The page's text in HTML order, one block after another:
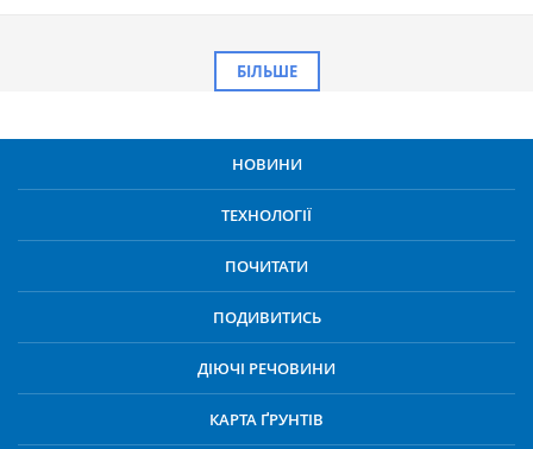
БІЛЬШЕ
НОВИНИ
ТЕХНОЛОГІЇ
ПОЧИТАТИ
ПОДИВИТИСЬ
ДІЮЧІ РЕЧОВИНИ
КАРТА ҐРУНТІВ